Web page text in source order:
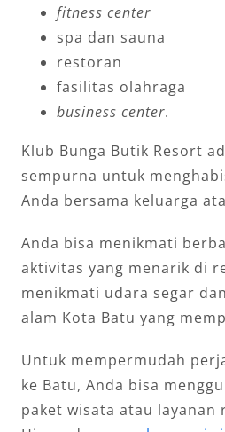
fitness center
spa dan sauna
restoran
fasilitas olahraga
business center.
Klub Bunga Butik Resort
sempurna untuk
Anda bersama keluarga
Anda bisa menikmati
aktivitas yang menarik di
menikmati udara segar
alam Kota Batu yang
Untuk mempermudah
ke Batu, Anda bisa
paket wisata atau layanan